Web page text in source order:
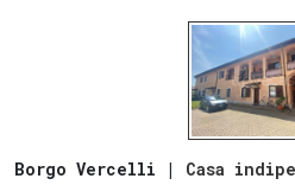
Borgo Vercelli | Casa